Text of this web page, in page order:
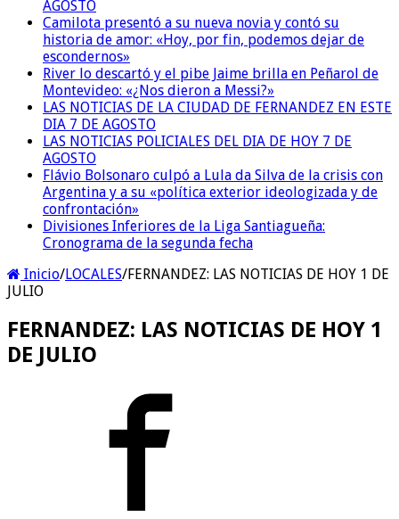
AGOSTO
Camilota presentó a su nueva novia y contó su
historia de amor: «Hoy, por fin, podemos dejar de
escondernos»
River lo descartó y el pibe Jaime brilla en Peñarol de
Montevideo: «¿Nos dieron a Messi?»
LAS NOTICIAS DE LA CIUDAD DE FERNANDEZ EN ESTE
DIA 7 DE AGOSTO
LAS NOTICIAS POLICIALES DEL DIA DE HOY 7 DE
AGOSTO
Flávio Bolsonaro culpó a Lula da Silva de la crisis con
Argentina y a su «política exterior ideologizada y de
confrontación»
Divisiones Inferiores de la Liga Santiagueña:
Cronograma de la segunda fecha
Inicio/LOCALES/FERNANDEZ: LAS NOTICIAS DE HOY 1 DE
JULIO
FERNANDEZ: LAS NOTICIAS DE HOY 1
DE JULIO